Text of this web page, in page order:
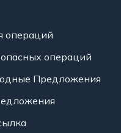
операций
операций
Предложения